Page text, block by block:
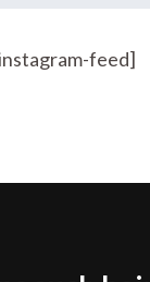
feed]